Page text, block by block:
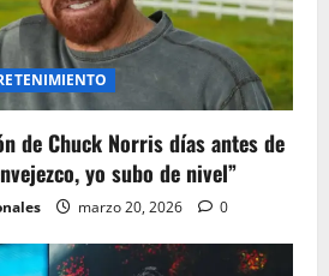
de Chuck Norris días antes de
yo subo de nivel”
marzo 20, 2026 0